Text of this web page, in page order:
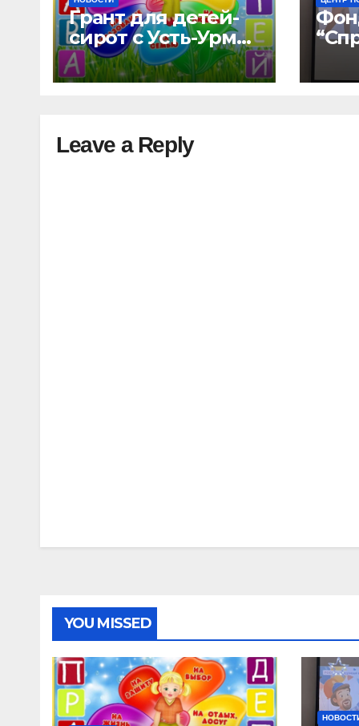
Грант для детей-
сирот с Усть-Урмы
и детского дома
“Малышок”
дом
Leave a Reply
YOU MISSED